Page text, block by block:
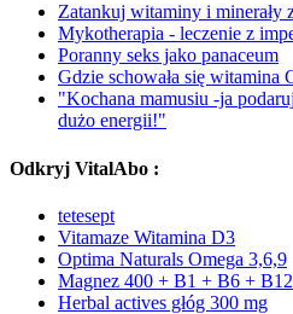
Zatankuj witaminy i minerały
Mykotherapia - leczenie z
Poranny seks jako panaceum
Gdzie schowała się witamina
"Kochana mamusiu -ja
dużo energii!"
Odkryj VitalAbo :
tetesept
Vitamaze Witamina D3
Optima Naturals Omega 3,6,9
Magnez 400 + B1 + B6 +
Herbal actives głóg 300 mg